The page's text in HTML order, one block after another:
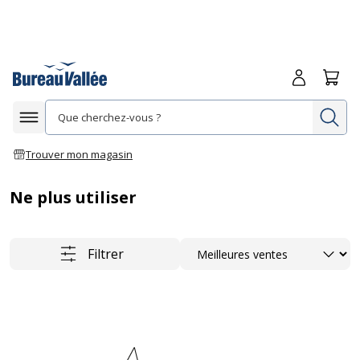
Afficher la navigation
Trouver mon magasin
Me
Ne plus utiliser
Filtrer Trier